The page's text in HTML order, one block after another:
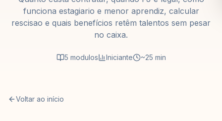
funciona estagiario e menor aprendiz, calcular
rescisao e quais benefícios retêm talentos sem pesar
no caixa.
5 modulos Iniciante ~25 min
Voltar ao início